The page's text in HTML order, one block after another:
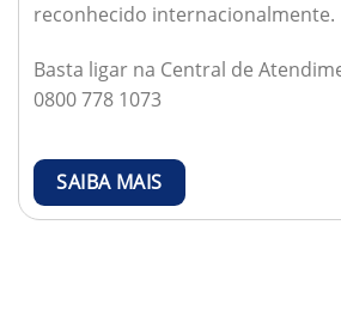
reconhecido internacionalmente.
Basta ligar na Central de
0800 778 1073
SAIBA MAIS